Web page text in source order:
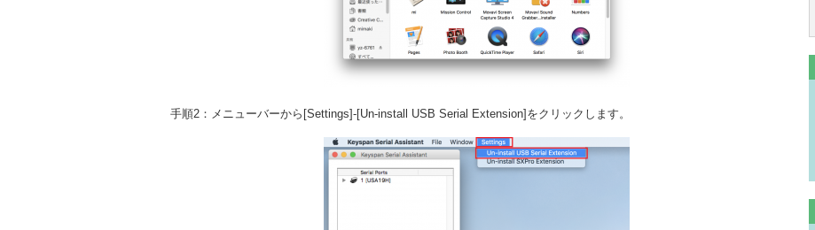
手順2：メニューバーから[Settings]-[Un-install USB Serial Extension]をクリックします。